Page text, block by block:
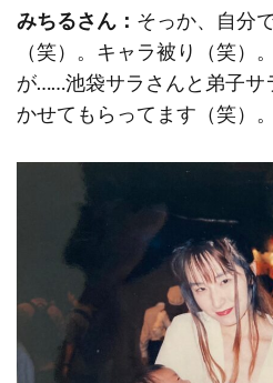
みちるさん： そっか、自分
（笑）。キャラ被り（笑）
が……池袋サラさんと弟子サ
かせてもらってます（笑）。